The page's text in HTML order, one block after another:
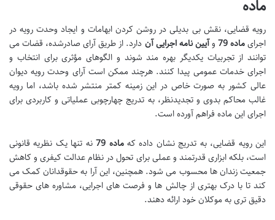
ماده
رویه قضایی، نقش بی بدیلی در روشن کردن ابهامات و ایجاد وحدت رویه در
اجرایماده 79 وآیین نامه اجرایی آن دارد. از طریق آرای صادرشده، قضات می
توانند از تجربیات یکدیگر بهره مند شوند و الگوهای مؤثری برای انتخاب و
اجرای خدمات عمومی پیدا کنند. هرچند ممکن است آرای وحدت رویه دیوان
عالی کشور به صورت خاص در این زمینه کمتر منتشر شده باشد، اما رویه
غالب محاکم بدوی و تجدیدنظر، به تدریج چهارچوبی عملیاتی و کاربردی برای
اجرای این ماده فراهم آورده است.
این رویه قضایی، به تدریج نشان داده کهماده 79
نه تنها یک نظریه قانونی
است، بلکه ابزاری قدرتمند و عملی برای تحول در نظام عدالت کیفری و کاهش
جمعیت زندان ها محسوب می شود. همچنین، این آرا به حقوقدانان کمک می
کند تا با درک بهتری از چالش ها و فرصت های اجرایی، مشاوره های حقوقی
دقیق تری به موکلان خود ارائه دهند.